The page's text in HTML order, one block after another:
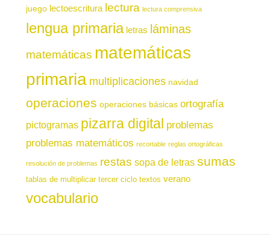
juego lectoescritura lectura lectura comprensiva
lengua primaria letras láminas
matemáticas matemáticas
primaria multiplicaciones navidad
operaciones operaciones básicas ortografía
pictogramas pizarra digital problemas
problemas matemáticos recortable reglas ortográficas
resolución de problemas restas sopa de letras sumas
tablas de multiplicar tercer ciclo textos verano
vocabulario